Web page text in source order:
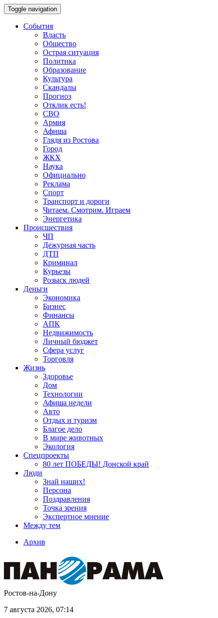
Toggle navigation
События
Власть
Общество
Острая ситуация
Политика
Образование
Культура
Скандалы
Прогноз
Отклик есть!
СВО
Армия
Афиша
Глядя из Ростова
Город
ЖКХ
Наука
Официально
Реклама
Спорт
Транспорт и дороги
Читаем. Смотрим. Играем
Энергетика
Происшествия
ЧП
Дежурная часть
ДТП
Криминал
Курьезы
Розыск людей
Деньги
Экономика
Бизнес
Финансы
АПК
Недвижимость
Личный бюджет
Сфера услуг
Торговля
Жизнь
Здоровье
Дом
Технологии
Афиша недели
Авто
Отдых и туризм
Благое дело
В мире животных
Экология
Спецпроекты
80 лет ПОБЕДЫ! Донской край
Люди
Знай наших!
Персона
Поздравления
Точка зрения
Экспертное мнение
Между тем
Архив
Ростов-на-Дону
7 августа 2026, 07:14